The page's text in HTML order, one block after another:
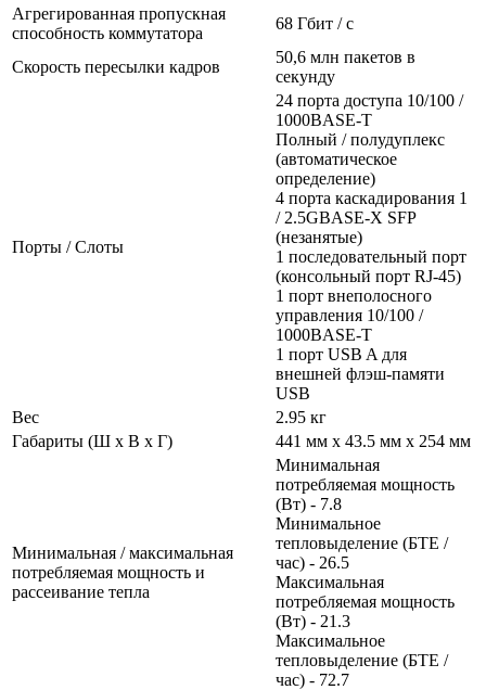
Агрегированная пропускная
способность коммутатора
68 Гбит / с
Скорость пересылки кадров
50,6 млн пакетов в
секунду
Порты / Слоты
24 порта доступа 10/100 /
1000BASE-T
Полный / полудуплекс
(автоматическое
определение)
4 порта каскадирования 1
/ 2.5GBASE-X SFP
(незанятые)
1 последовательный порт
(консольный порт RJ-45)
1 порт внеполосного
управления 10/100 /
1000BASE-T
1 порт USB A для
внешней флэш-памяти
USB
Вес
2.95 кг
Габариты (Ш х В х Г)
441 мм x 43.5 мм x 254 мм
Минимальная / максимальная
потребляемая мощность и
рассеивание тепла
Минимальная
потребляемая мощность
(Вт) - 7.8
Минимальное
тепловыделение (БТЕ /
час) - 26.5
Максимальная
потребляемая мощность
(Вт) - 21.3
Максимальное
тепловыделение (БТЕ /
час) - 72.7